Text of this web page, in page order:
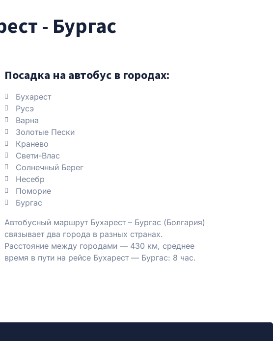
- Бургас
Посадка на автобус в городах:
Бухарест
Русэ
Варна
Золотые Пески
Кранево
Свети-Влас
Солнечный Берег
Несебр
Поморие
Бургас
Автобусный маршрут Бухарест – Бургас (Болгария)
связывает два города в разных странах.
Расстояние между городами — 430 км, среднее
время в пути на рейсе Бухарест — Бургас: 8 час.